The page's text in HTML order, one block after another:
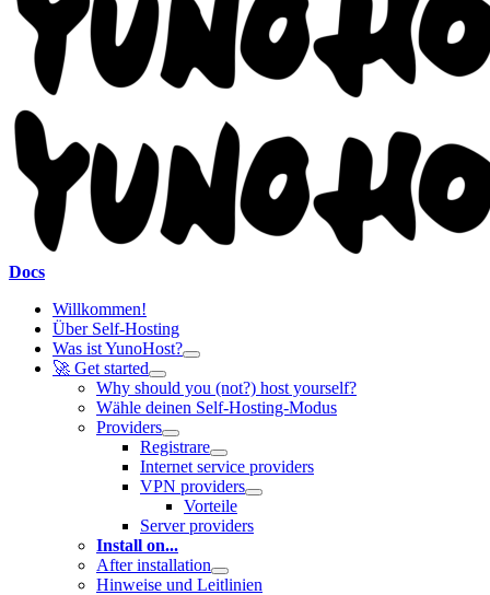
Docs
Willkommen!
Über Self-Hosting
Was ist YunoHost?
🚀 Get started
Why should you (not?) host yourself?
Wähle deinen Self-Hosting-Modus
Providers
Registrare
Internet service providers
VPN providers
Vorteile
Server providers
Install on...
After installation
Hinweise und Leitlinien